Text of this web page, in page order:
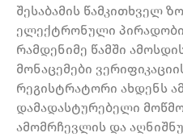
შესაბამის წამკითხველ
ელექტრონული
რამდენიმე წამში
მონაცემები
რეგისტრატორი ახდენს
დამადასტურებელი
ამომრჩევლის და